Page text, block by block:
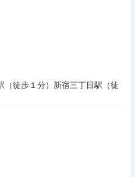
（徒歩１分）新宿三丁目駅（徒